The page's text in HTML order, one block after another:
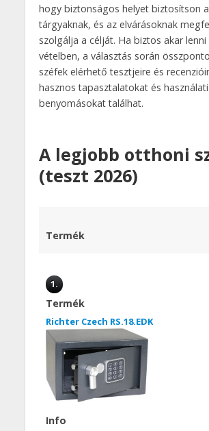
hogy biztonságos helyet biztosítson
tárgyaknak, és az elvárásoknak
szolgálja a célját. Ha biztos akar lenni
vételben, a választás során
széfek elérhető tesztjeire és
hasznos tapasztalatokat és használati
benyomásokat találhat.
A legjobb otthoni
(teszt 2026)
Termék
1.
Termék
Richter Czech RS.18.EDK
Info